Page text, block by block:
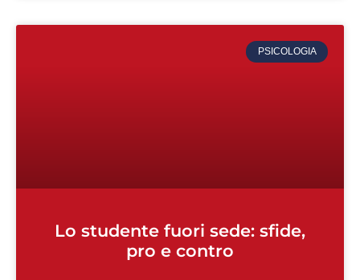
PSICOLOGIA
Lo studente fuori sede: sfide,
pro e contro